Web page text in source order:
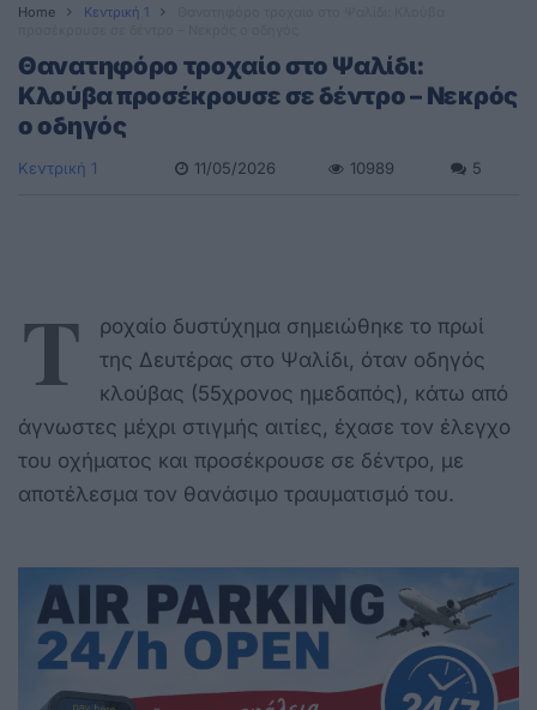
Home Κεντρική 1
Θανατηφόρο τροχαίο στο Ψαλίδι:
Κλούβα προσέκρουσε σε δέντρο – Νεκρός
ο οδηγός
Κεντρική 1 11/05/2026 10989 5
Τ
ροχαίο δυστύχημα σημειώθηκε το πρωί
της Δευτέρας στο Ψαλίδι, όταν οδηγός
κλούβας (55χρονος ημεδαπός), κάτω από
άγνωστες μέχρι στιγμής αιτίες, έχασε τον έλεγχο
του οχήματος και προσέκρουσε σε δέντρο, με
αποτέλεσμα τον θανάσιμο τραυματισμό του.